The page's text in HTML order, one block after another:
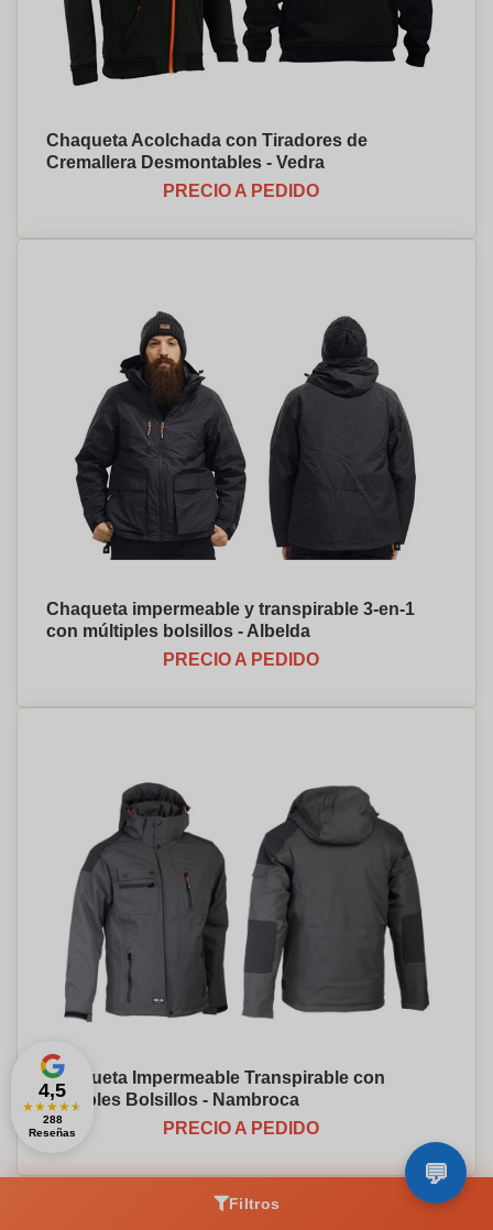
Chaqueta Acolchada con Tiradores de
Cremallera Desmontables - Vedra
PRECIO A PEDIDO
Chaqueta impermeable y transpirable 3-en-1
con múltiples bolsillos - Albelda
PRECIO A PEDIDO
Chaqueta Impermeable Transpirable con
Múltiples Bolsillos - Nambroca
PRECIO A PEDIDO
Filtros
4,5
★★★★★
288
Reseñas